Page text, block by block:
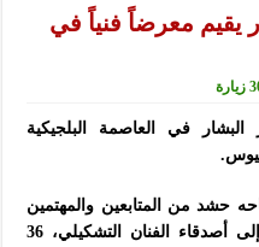
يقيم معرضاً فنياً في
في العاصمة البلجيكية
حشد من المتابعين والمهتمين
بالفن التشكيلي في بلجيكا، إضافة إلى أصدقاء الفنان التشكيلي، 36